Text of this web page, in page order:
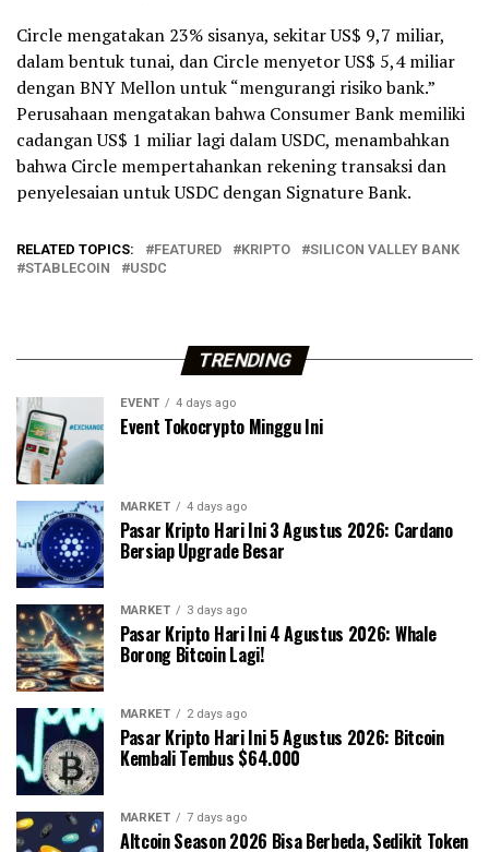
Circle mengatakan 23% sisanya, sekitar US$ 9,7 miliar,
dalam bentuk tunai, dan Circle menyetor US$ 5,4 miliar
dengan BNY Mellon untuk “mengurangi risiko bank.”
Perusahaan mengatakan bahwa Consumer Bank memiliki
cadangan US$ 1 miliar lagi dalam USDC, menambahkan
bahwa Circle mempertahankan rekening transaksi dan
penyelesaian untuk USDC dengan Signature Bank.
RELATED TOPICS: FEATURED KRIPTO
SILICON VALLEY BANK
STABLECOIN
USDC
TRENDING
EVENT 4 days ago
Event Tokocrypto Minggu Ini
MARKET 4 days ago
Pasar Kripto Hari Ini 3 Agustus 2026: Cardano
Bersiap Upgrade Besar
MARKET 3 days ago
Pasar Kripto Hari Ini 4 Agustus 2026: Whale
Borong Bitcoin Lagi!
MARKET 2 days ago
Pasar Kripto Hari Ini 5 Agustus 2026: Bitcoin
Kembali Tembus $64.000
MARKET 7 days ago
Altcoin Season 2026 Bisa Berbeda, Sedikit Token